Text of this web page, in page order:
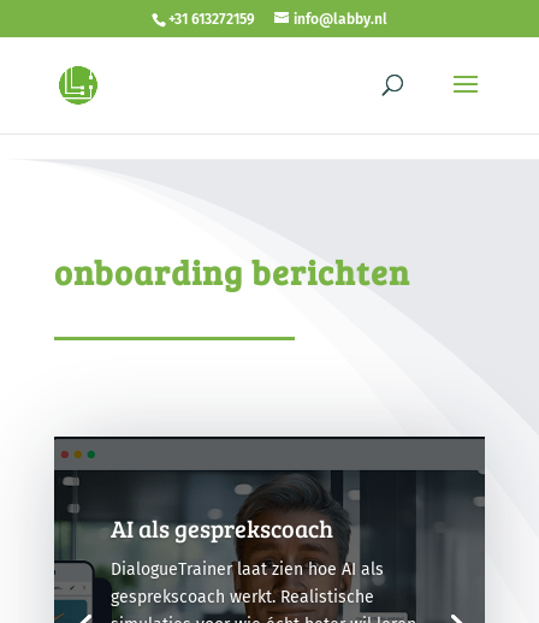
<!- autoplay video --><!- end autoplay video -->
+31 613272159 info@labby.nl
onboarding berichten
AI als gesprekscoach
DialogueTrainer laat zien hoe AI als
gesprekscoach werkt. Realistische